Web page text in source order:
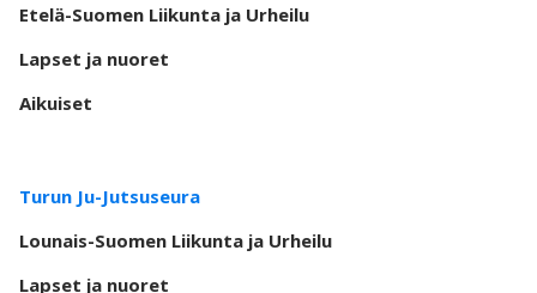
Etelä-Suomen Liikunta ja Urheilu
Lapset ja nuoret
Aikuiset
Turun Ju-Jutsuseura
Lounais-Suomen Liikunta ja Urheilu
Lapset ja nuoret